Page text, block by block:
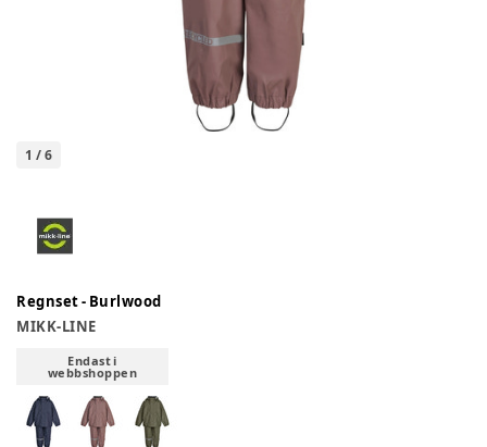
1 /6
Regnset - Burlwood
MIKK-LINE
Endast i
webbshoppen